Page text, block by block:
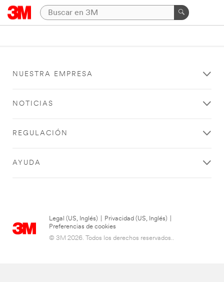
NUESTRA EMPRESA
NOTICIAS
REGULACIÓN
AYUDA
Legal (US, Inglés) Privacidad (US, Inglés)
Preferencias de cookies
© 3M 2026. Todos los derechos reservados..